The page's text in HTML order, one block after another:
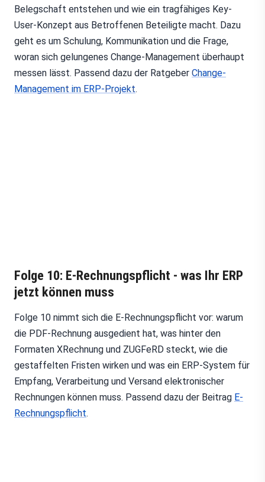
Belegschaft entstehen und wie ein tragfähiges Key-
User-Konzept aus Betroffenen Beteiligte macht. Dazu
geht es um Schulung, Kommunikation und die Frage,
woran sich gelungenes Change-Management überhaupt
messen lässt. Passend dazu der Ratgeber Change-
Management im ERP-Projekt.
Folge 10: E-Rechnungspflicht - was Ihr ERP
jetzt können muss
Folge 10 nimmt sich die E-Rechnungspflicht vor: warum
die PDF-Rechnung ausgedient hat, was hinter den
Formaten XRechnung und ZUGFeRD steckt, wie die
gestaffelten Fristen wirken und was ein ERP-System für
Empfang, Verarbeitung und Versand elektronischer
Rechnungen können muss. Passend dazu der Beitrag E-
Rechnungspflicht.